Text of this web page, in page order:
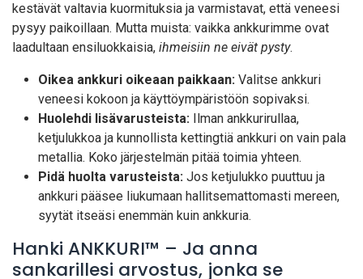
kestävät valtavia kuormituksia ja varmistavat, että veneesi
pysyy paikoillaan. Mutta muista: vaikka ankkurimme ovat
laadultaan ensiluokkaisia, ihmeisiin ne eivät pysty.
Oikea ankkuri oikeaan paikkaan: Valitse ankkuri
veneesi kokoon ja käyttöympäristöön sopivaksi.
Huolehdi lisävarusteista: Ilman ankkurirullaa,
ketjulukkoa ja kunnollista kettingtiä ankkuri on vain pala
metallia. Koko järjestelmän pitää toimia yhteen.
Pidä huolta varusteista: Jos ketjulukko puuttuu ja
ankkuri pääsee liukumaan hallitsemattomasti mereen,
syytät itseäsi enemmän kuin ankkuria.
Hanki ANKKURI™ – Ja anna
sankarillesi arvostus, jonka se